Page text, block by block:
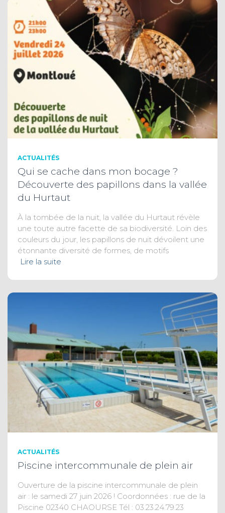
ACTUALITÉS
Qui se cache dans mon bocage ?
Découverte des papillons dans la vallée
du Hurtaut
À la tombée de la nuit, la vallée du Hurtaut révèle
une toute autre facette de sa biodiversité. Loin des
couleurs du jour, les papillons de nuit dévoilent une
étonnante diversité de formes, de motifs
Lire la suite
ACTUALITÉS
Piscine intercommunale de plein air
Ouverture de la piscine intercommunale de plein
air : le samedi 27 juin 2026 ! Coordonnées : rue de la
Piscine 02340 CHAOURSE Tél : 03.23.24.79.23